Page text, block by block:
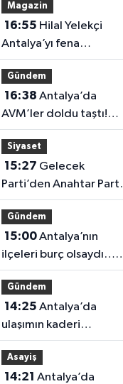
Magazin
16:55
Antalya’yı fena
“Hileledi”! O anlar
gündem oldu
Gündem
16:38
AVM’ler doldu taştı!
vatandaşların geliş
nedeni farklı çıktı
Siyaset
15:27
Parti’den Anahtar Parti
Antalya’ya geçiş
Gündem
15:00Antalya’nın
ilçeleri burç olsaydı…
İşte ortaya çıkan sonuç
Gündem
14:25
ulaşımın kaderi
değişiyor! Dev proje
açıklandı
Asayiş
14:21